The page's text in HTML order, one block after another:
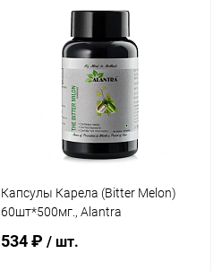
Купить в 1 клик Сравнение
В избранное В наличии
Элемент каталога:
Сироп Брейн на травах, без
сахара - тоник для мозга /
200мл., Alantra
Капсулы Карела (Bitter Melon)
60шт*500мг., Alantra
534 ₽ / шт.